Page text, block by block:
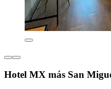
Hotel MX más San